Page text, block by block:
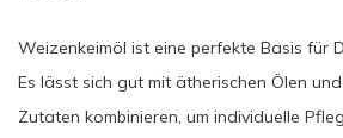
Weizenkeimöl ist eine perfekte Basis für
Es lässt sich gut mit ätherischen Ölen
Zutaten kombinieren, um individuelle